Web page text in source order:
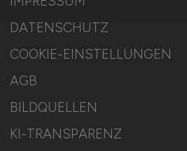
DATENSCHUTZ
COOKIE-EINSTELLUNGEN
AGB
BILDQUELLEN
KI-TRANSPARENZ